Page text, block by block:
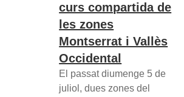
curs compartida de
les zones
Montserrat i Vallès
Occidental
El passat diumenge 5 de
juliol, dues zones del